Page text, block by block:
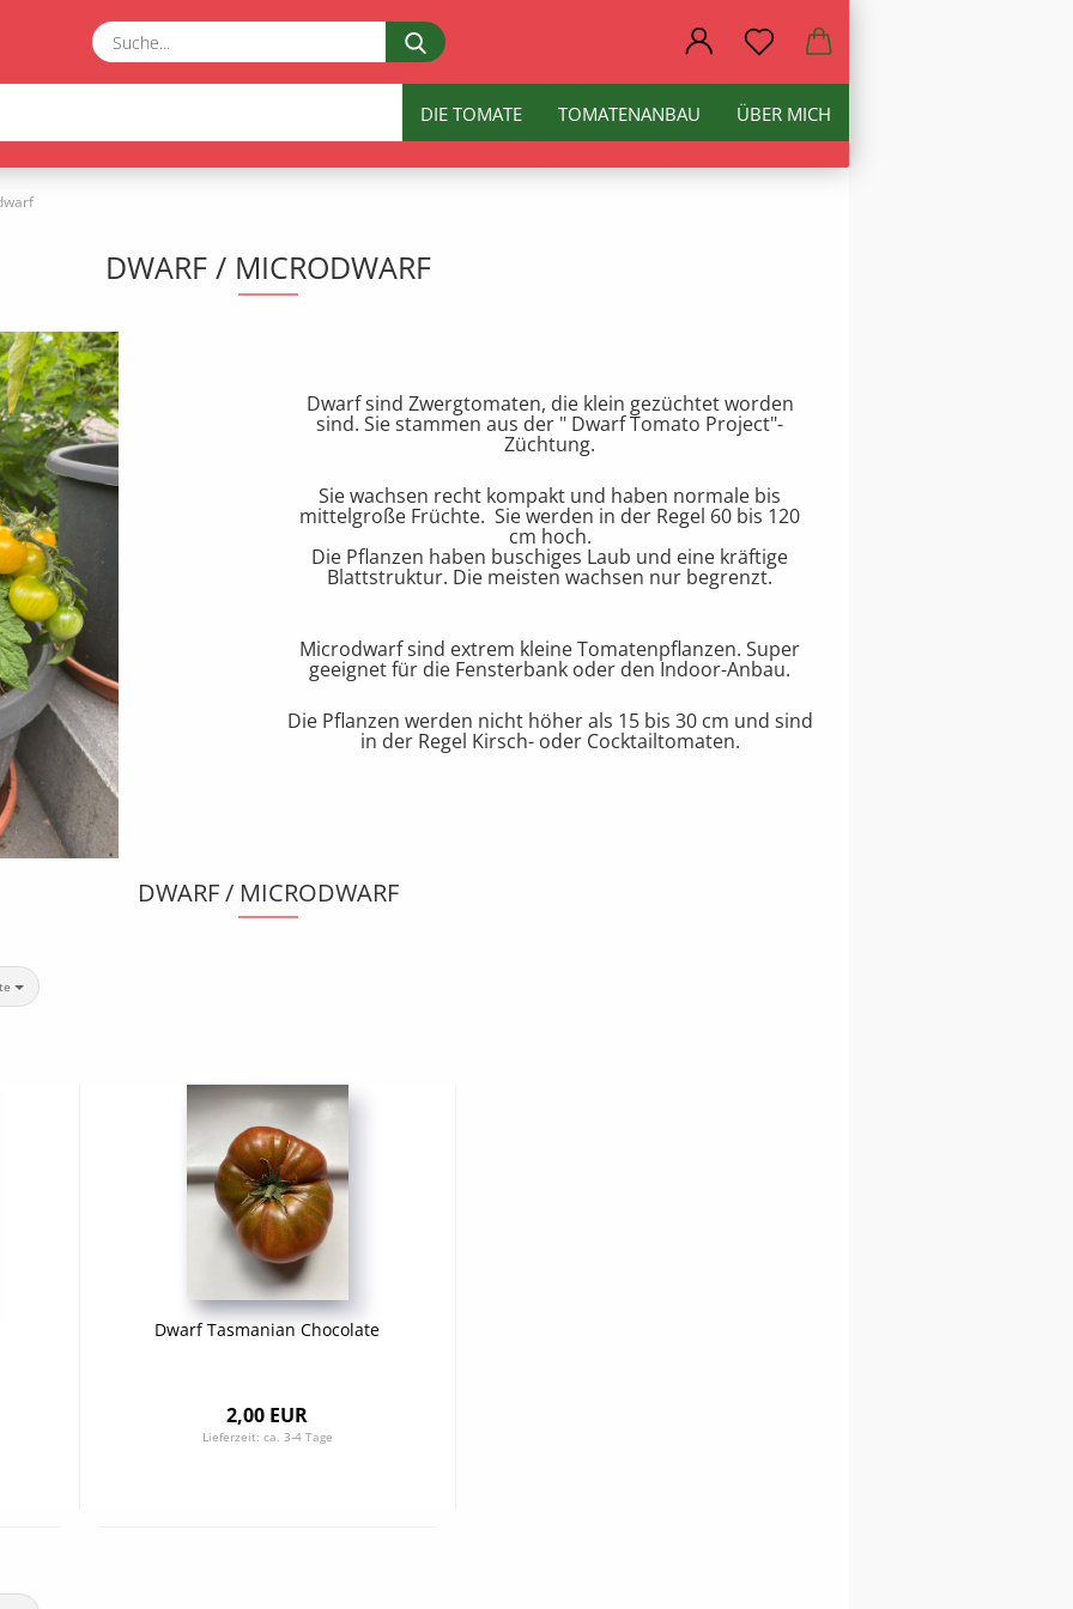
Suche...
DIE TOMATE TOMATENANBAU ÜBER MICH
DWARF / MICRODWARF
Dwarf sind Zwergtomaten, die klein gezüchtet worden
sind. Sie stammen aus der " Dwarf Tomato Project"-
Züchtung.
Sie wachsen recht kompakt und haben normale bis
mittelgroße Früchte. Sie werden in der Regel 60 bis 120
cm hoch.
Die Pflanzen haben buschiges Laub und eine kräftige
Blattstruktur. Die meisten wachsen nur begrenzt.
Microdwarf sind extrem kleine Tomatenpflanzen. Super
geeignet für die Fensterbank oder den Indoor-Anbau.
Die Pflanzen werden nicht höher als 15 bis 30 cm und sind
in der Regel Kirsch- oder Cocktailtomaten.
DWARF / MICRODWARF
Dwarf Tasmanian Chocolate
2,00 EUR
Lieferzeit: ca. 3-4 Tage